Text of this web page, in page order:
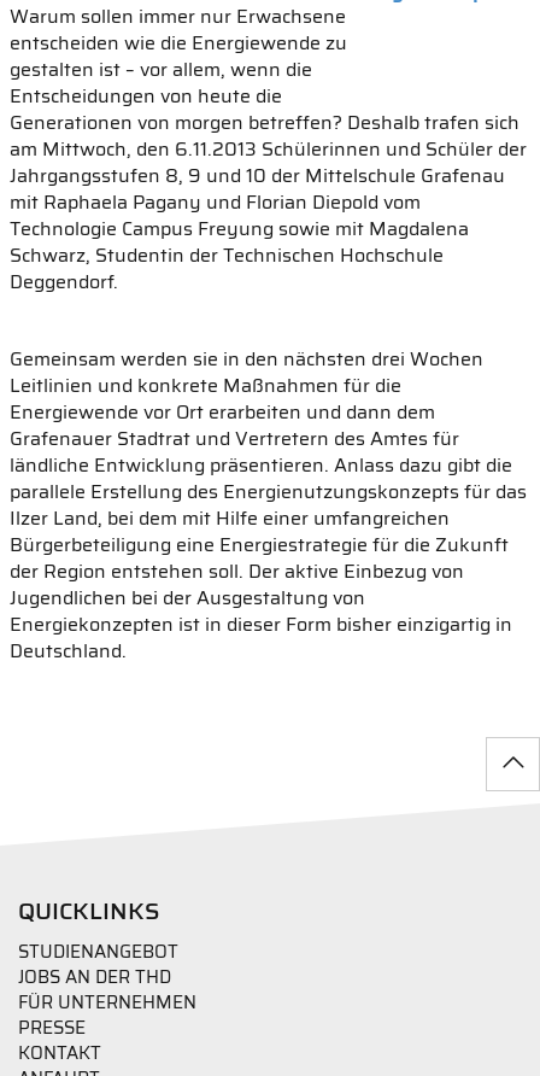
Warum sollen immer nur Erwachsene
entscheiden wie die Energiewende zu
gestalten ist – vor allem, wenn die
Entscheidungen von heute die
Generationen von morgen betreffen? Deshalb trafen sich
am Mittwoch, den 6.11.2013 Schülerinnen und Schüler der
Jahrgangsstufen 8, 9 und 10 der Mittelschule Grafenau
mit Raphaela Pagany und Florian Diepold vom
Technologie Campus Freyung sowie mit Magdalena
Schwarz, Studentin der Technischen Hochschule
Deggendorf.
Gemeinsam werden sie in den nächsten drei Wochen
Leitlinien und konkrete Maßnahmen für die
Energiewende vor Ort erarbeiten und dann dem
Grafenauer Stadtrat und Vertretern des Amtes für
ländliche Entwicklung präsentieren. Anlass dazu gibt die
parallele Erstellung des Energienutzungskonzepts für das
Ilzer Land, bei dem mit Hilfe einer umfangreichen
Bürgerbeteiligung eine Energiestrategie für die Zukunft
der Region entstehen soll. Der aktive Einbezug von
Jugendlichen bei der Ausgestaltung von
Energiekonzepten ist in dieser Form bisher einzigartig in
Deutschland.
QUICKLINKS
STUDIENANGEBOT
JOBS AN DER THD
FÜR UNTERNEHMEN
PRESSE
KONTAKT